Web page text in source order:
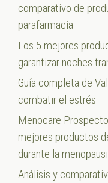
comparativo de
parafarmacia
Los 5 mejores
garantizar noches
Guía completa de
combatir el estrés
Menocare
mejores productos
durante la
Análisis y